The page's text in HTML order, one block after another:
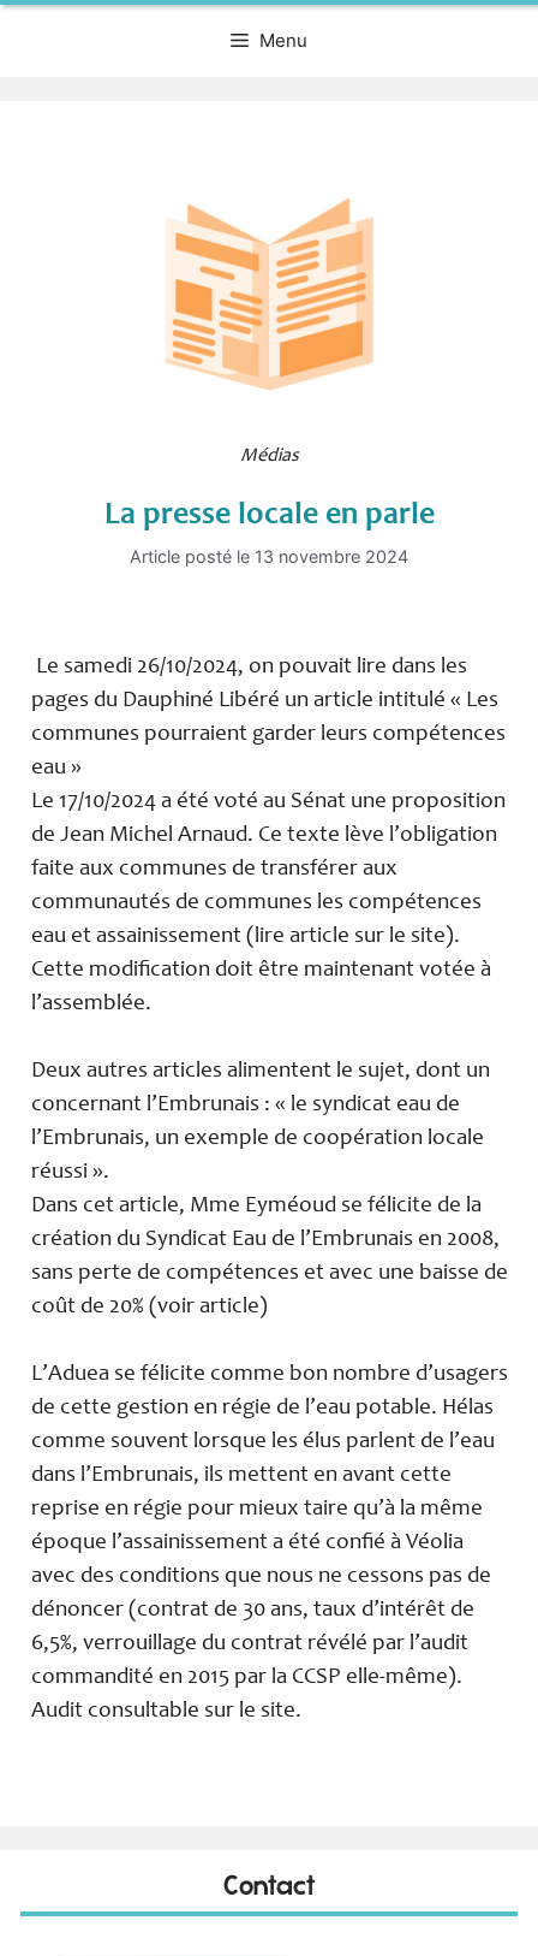
Menu
Médias
La presse locale en parle
Article posté le 13 novembre 2024
Le samedi 26/10/2024, on pouvait lire dans les
pages du Dauphiné Libéré un article intitulé « Les
communes pourraient garder leurs compétences
eau »
Le 17/10/2024 a été voté au Sénat une proposition
de Jean Michel Arnaud. Ce texte lève l’obligation
faite aux communes de transférer aux
communautés de communes les compétences
eau et assainissement (lire article sur le site).
Cette modification doit être maintenant votée à
l’assemblée.
Deux autres articles alimentent le sujet, dont un
concernant l’Embrunais : « le syndicat eau de
l’Embrunais, un exemple de coopération locale
réussi ».
Dans cet article, Mme Eyméoud se félicite de la
création du Syndicat Eau de l’Embrunais en 2008,
sans perte de compétences et avec une baisse de
coût de 20% (voir article)
L’Aduea se félicite comme bon nombre d’usagers
de cette gestion en régie de l’eau potable. Hélas
comme souvent lorsque les élus parlent de l’eau
dans l’Embrunais, ils mettent en avant cette
reprise en régie pour mieux taire qu’à la même
époque l’assainissement a été confié à Véolia
avec des conditions que nous ne cessons pas de
dénoncer (contrat de 30 ans, taux d’intérêt de
6,5%, verrouillage du contrat révélé par l’audit
commandité en 2015 par la CCSP elle-même).
Audit consultable sur le site.
Contact